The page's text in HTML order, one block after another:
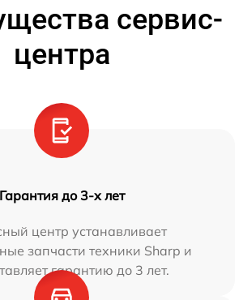
сервис-
центра
Гарантия до 3-х лет
центр устанавливает
запчасти техники Sharp и
гарантию до 3 лет.